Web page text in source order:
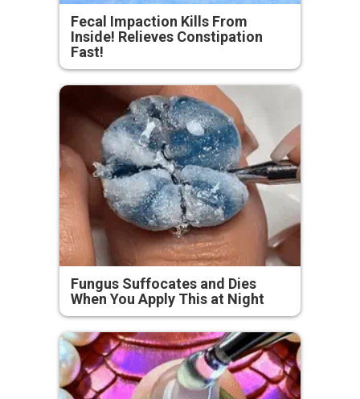
Fecal Impaction Kills From
Inside! Relieves Constipation
Fast!
Fungus Suffocates and Dies
When You Apply This at Night